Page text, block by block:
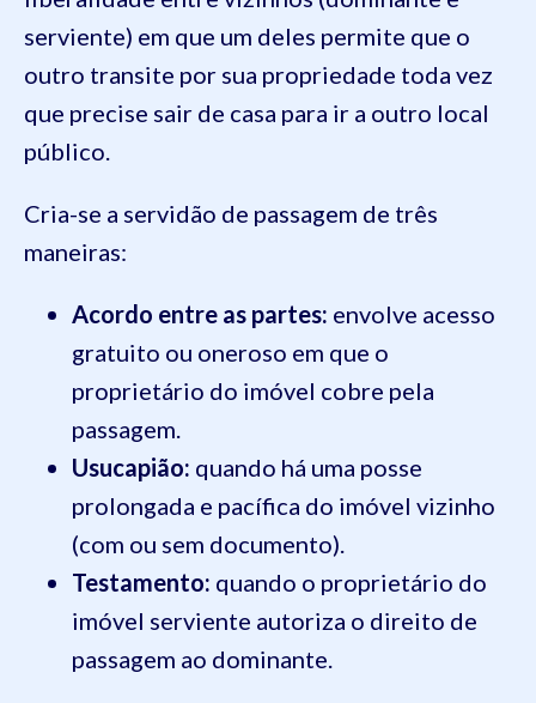
serviente) em que um deles permite que o
outro transite por sua propriedade toda vez
que precise sair de casa para ir a outro local
público.
Cria-se a servidão de passagem de três
maneiras:
Acordo entre as partes: envolve acesso
gratuito ou oneroso em que o
proprietário do imóvel cobre pela
passagem.
Usucapião: quando há uma posse
prolongada e pacífica do imóvel vizinho
(com ou sem documento).
Testamento: quando o proprietário do
imóvel serviente autoriza o direito de
passagem ao dominante.